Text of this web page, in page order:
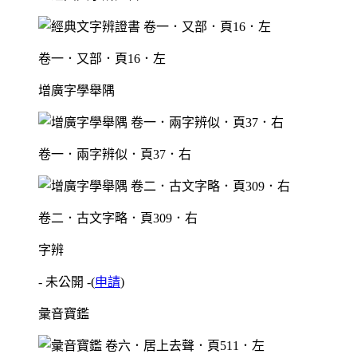
卷一．又部．頁16．左
增廣字學舉隅
卷一．兩字辨似．頁37．右
卷二．古文字略．頁309．右
字辨
- 未公開 -(申請)
彙音寶鑑